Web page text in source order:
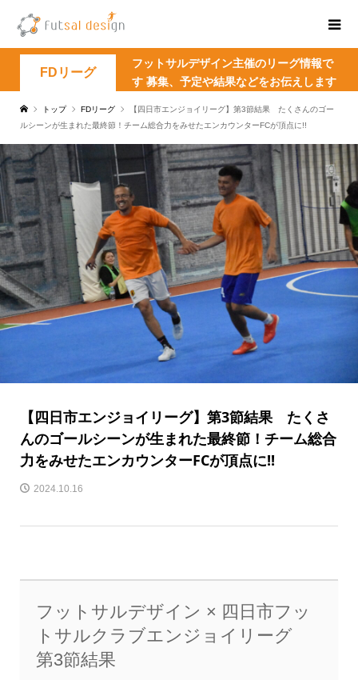
FDリーグ
フットサルデザイン主催のリーグ情報で
す 募集、予定や結果などをお伝えします
トップ FDリーグ
【四日市エンジョイリーグ】第3節結果 たくさんのゴー
ルシーンが生まれた最終節！チーム総合力をみせたエンカウンターFCが頂点に!!
【四日市エンジョイリーグ】第3節結果 たくさ
んのゴールシーンが生まれた最終節！チーム総合
力をみせたエンカウンターFCが頂点に!!
2024.10.16
フットサルデザイン × 四日市フッ
トサルクラブエンジョイリーグ
第3節結果